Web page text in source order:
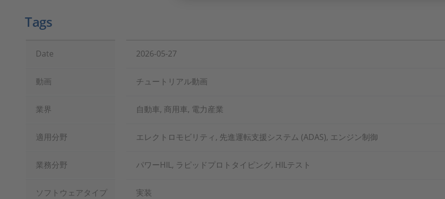
Tags
Date 2026-05-27
動画 チュートリアル動画
業界 自動車, 商用車, 電力産業
適用分野 エレクトロモビリティ, 先進運転支援システム (ADAS), エンジン制御
業務分野 パワーHIL, ラピッドプロトタイピング, HILテスト
ソフトウェアタイプ 実装